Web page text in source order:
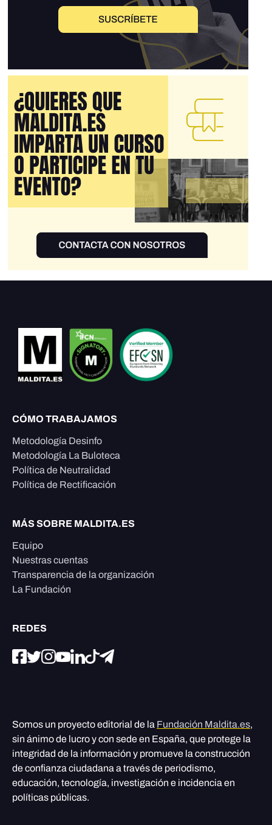
CÓMO TRABAJAMOS
Metodología Desinfo
Metodología La Buloteca
Política de Neutralidad
Política de Rectificación
MÁS SOBRE MALDITA.ES
Equipo
Nuestras cuentas
Transparencia de la organización
La Fundación
REDES
Somos un proyecto editorial de la Fundación Maldita.es,
sin ánimo de lucro y con sede en España, que protege la
integridad de la información y promueve la construcción
de confianza ciudadana a través de periodismo,
educación, tecnología, investigación e incidencia en
políticas públicas.